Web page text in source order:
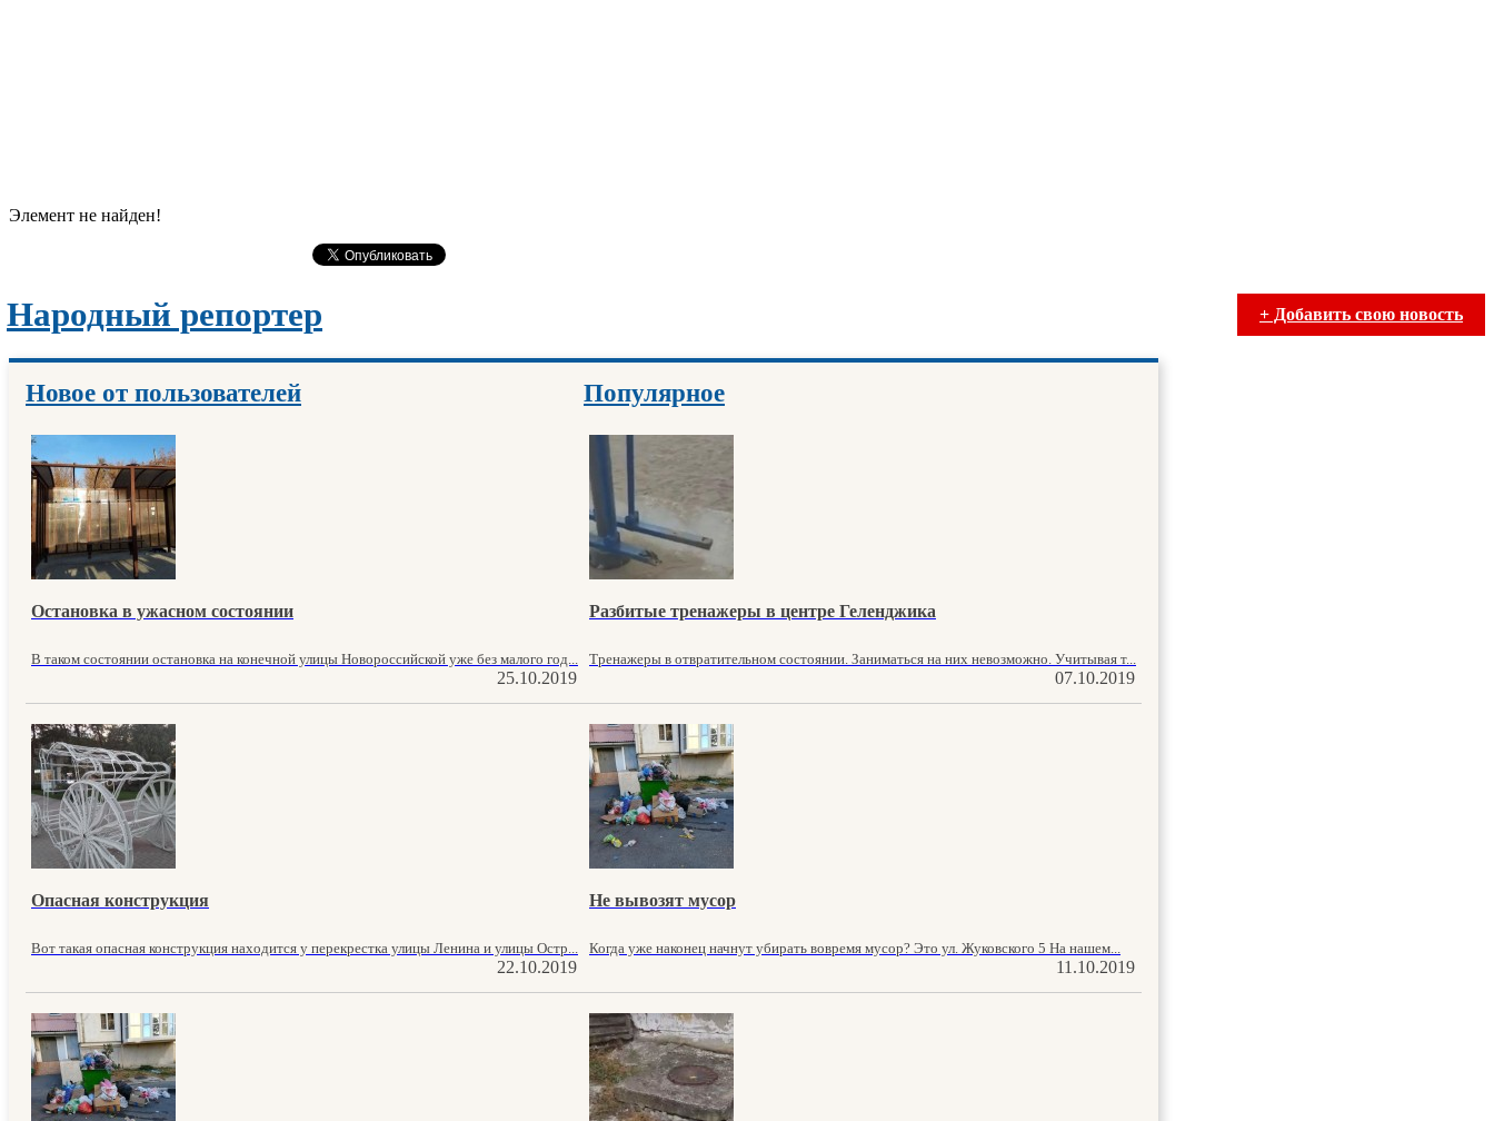
Элемент не найден!
Народный репортер + Добавить свою новость
Новое от пользователей
Остановка в ужасном состоянии
В таком состоянии остановка на конечной улицы Новороссийской уже без малого год...
25.10.2019
Опасная конструкция
Вот такая опасная конструкция находится у перекрестка улицы Ленина и улицы Остр...
22.10.2019
Популярное
Разбитые тренажеры в центре Геленджика
Тренажеры в отвратительном состоянии. Заниматься на них невозможно. Учитывая т...
07.10.2019
Не вывозят мусор
Когда уже наконец начнут убирать вовремя мусор? Это ул. Жуковского 5 На нашем...
11.10.2019